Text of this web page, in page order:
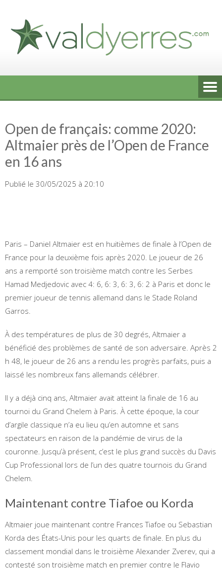
content
Open de français: comme 2020:
Altmaier près de l’Open de France
en 16 ans
Publié le 30/05/2025 à 20:10
Paris – Daniel Altmaier est en huitièmes de finale à l’Open de
France pour la deuxième fois après 2020. Le joueur de 26
ans a remporté son troisième match contre les Serbes
Hamad Medjedovic avec 4: 6, 6: 3, 6: 3, 6: 2 à Paris et donc le
premier joueur de tennis allemand dans le Stade Roland
Garros.
À des températures de plus de 30 degrés, Altmaier a
bénéficié des problèmes de santé de son adversaire. Après 2
h 48, le joueur de 26 ans a rendu les progrès parfaits, puis a
laissé les nombreux fans allemands célébrer.
Il y a déjà cinq ans, Altmaier avait atteint la finale de 16 au
tournoi du Grand Chelem à Paris. À cette époque, la cour
d’argile classique n’a eu lieu qu’en automne et sans
spectateurs en raison de la pandémie de virus de la
couronne. Jusqu’à présent, c’est le plus grand succès du Davis
Cup Professional lors de l’un des quatre tournois du Grand
Chelem.
Maintenant contre Tiafoe ou Korda
Altmaier joue maintenant contre Frances Tiafoe ou Sebastian
Korda des États-Unis pour les quarts de finale. En plus du
classement mondial dans le troisième Alexander Zverev, qui a
contesté son troisième match en premier contre le Flavio